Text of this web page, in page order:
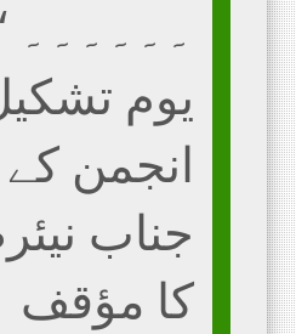
یوم
انجمن کے
جناب
کا مؤقف